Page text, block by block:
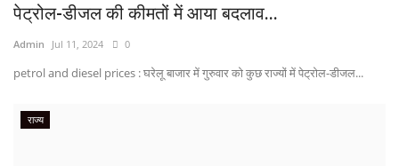
पेट्रोल-डीजल की कीमतों में आया बदलाव...
Admin Jul 11, 2024 0
petrol and diesel prices : घरेलू बाजार में गुरुवार को कुछ राज्यों में पेट्रोल-डीजल...
राज्य